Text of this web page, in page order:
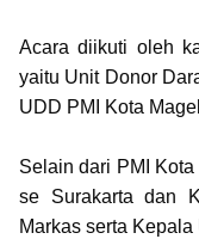
Acara diikuti oleh
yaitu Unit Donor
UDD PMI Kota
Selain dari PMI
se Surakarta dan
Markas serta